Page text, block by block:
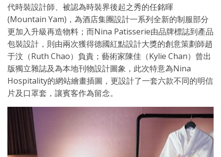
代時裝設計師、被認為時裝界後起之秀的任銘暉
(Mountain Yam)，為酒店集團設計一系列全新的制服部分
更加入升級再造物料；而Nina Patisserie由品牌標誌到產品
包裝設計，則由兩次獲得德國紅點設計大獎的創意策劃師趙
于汶（Ruth Chao）負責；藝術家陳佳（Kylie Chan）曾出
版獨立雜誌及為本地刊物設計圖象，此次特意為Nina
Hospitality的網站繪畫插圖，更設計了一套六款不同的明信
片及口罩套，讓賓客作為留念。